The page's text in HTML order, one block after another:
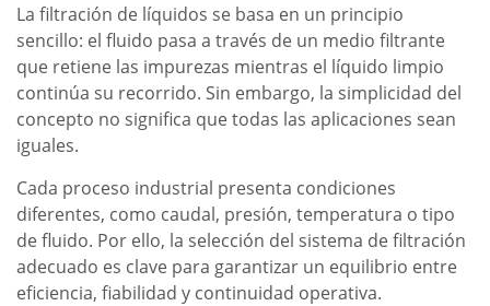
La filtración de líquidos se basa en un principio
sencillo: el fluido pasa a través de un medio filtrante
que retiene las impurezas mientras el líquido limpio
continúa su recorrido. Sin embargo, la simplicidad del
concepto no significa que todas las aplicaciones sean
iguales.
Cada proceso industrial presenta condiciones
diferentes, como caudal, presión, temperatura o tipo
de fluido. Por ello, la selección del sistema de filtración
adecuado es clave para garantizar un equilibrio entre
eficiencia, fiabilidad y continuidad operativa.